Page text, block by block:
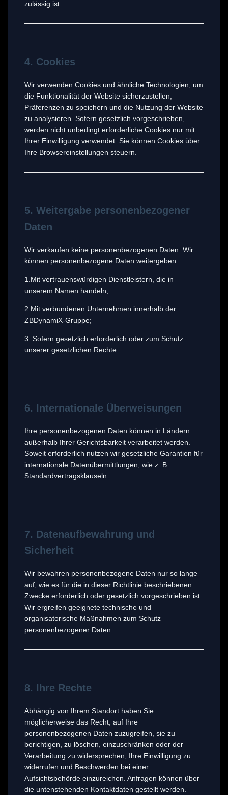
zulässig ist.
4. Cookies
Wir verwenden Cookies und ähnliche Technologien, um
die Funktionalität der Website sicherzustellen,
Präferenzen zu speichern und die Nutzung der Website
zu analysieren. Sofern gesetzlich vorgeschrieben,
werden nicht unbedingt erforderliche Cookies nur mit
Ihrer Einwilligung verwendet. Sie können Cookies über
Ihre Browsereinstellungen steuern.
5. Weitergabe personenbezogener
Daten
Wir verkaufen keine personenbezogenen Daten. Wir
können personenbezogene Daten weitergeben:
1.Mit vertrauenswürdigen Dienstleistern, die in
unserem Namen handeln;
2.Mit verbundenen Unternehmen innerhalb der
ZBDynamiX-Gruppe;
3. Sofern gesetzlich erforderlich oder zum Schutz
unserer gesetzlichen Rechte.
6. Internationale Überweisungen
Ihre personenbezogenen Daten können in Ländern
außerhalb Ihrer Gerichtsbarkeit verarbeitet werden.
Soweit erforderlich nutzen wir gesetzliche Garantien für
internationale Datenübermittlungen, wie z. B.
Standardvertragsklauseln.
7. Datenaufbewahrung und
Sicherheit
Wir bewahren personenbezogene Daten nur so lange
auf, wie es für die in dieser Richtlinie beschriebenen
Zwecke erforderlich oder gesetzlich vorgeschrieben ist.
Wir ergreifen geeignete technische und
organisatorische Maßnahmen zum Schutz
personenbezogener Daten.
8. Ihre Rechte
Abhängig von Ihrem Standort haben Sie
möglicherweise das Recht, auf Ihre
personenbezogenen Daten zuzugreifen, sie zu
berichtigen, zu löschen, einzuschränken oder der
Verarbeitung zu widersprechen, Ihre Einwilligung zu
widerrufen und Beschwerden bei einer
Aufsichtsbehörde einzureichen. Anfragen können über
die untenstehenden Kontaktdaten gestellt werden.